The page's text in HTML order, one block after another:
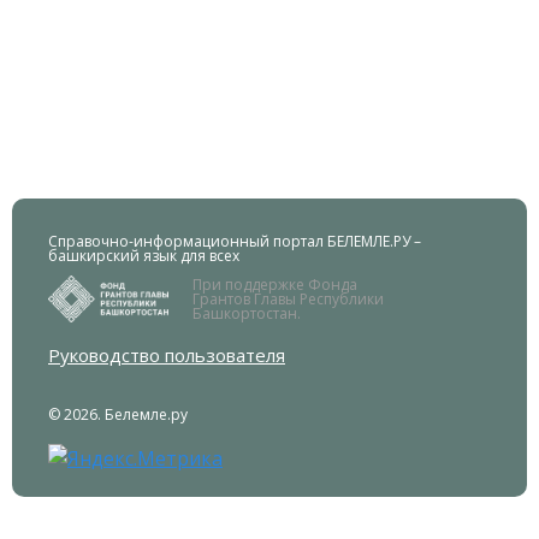
Справочно-информационный портал БЕЛЕМЛЕ.РУ –
башкирский язык для всех
При поддержке Фонда
Грантов Главы Республики
Башкортостан.
Руководство пользователя
© 2026. Белемле.ру